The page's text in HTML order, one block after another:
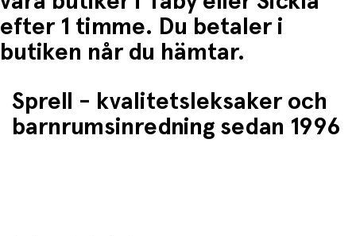
efter 1 timme. Du betaler i
butiken når du hämtar.
Sprell - kvalitetsleksaker och
barnrumsinredning sedan 1996